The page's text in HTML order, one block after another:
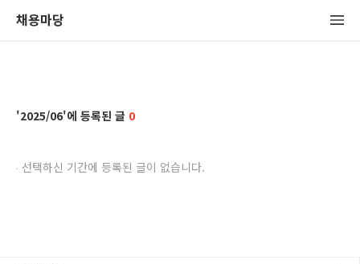
채용마당
2025/06 0
선택하신 기간에 등록된 글이 없습니다.